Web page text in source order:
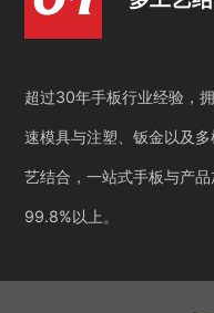
超过30年手板行业经验，
速模具与注塑、钣金以及
艺结合，一站式手板与产
99.8%以上。